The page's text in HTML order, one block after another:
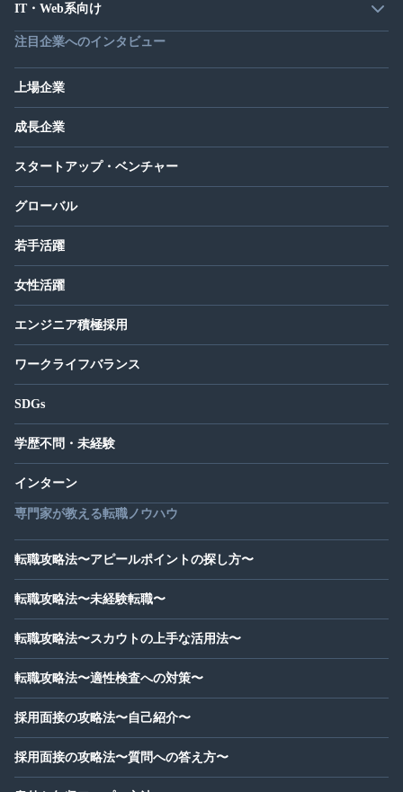
IT・Web系向け
注目企業へのインタビュー
上場企業
成長企業
スタートアップ・ベンチャー
グローバル
若手活躍
女性活躍
エンジニア積極採用
ワークライフバランス
SDGs
学歴不問・未経験
インターン
専門家が教える転職ノウハウ
転職攻略法〜アピールポイントの探し方〜
転職攻略法〜未経験転職〜
転職攻略法〜スカウトの上手な活用法〜
転職攻略法〜適性検査への対策〜
採用面接の攻略法〜自己紹介〜
採用面接の攻略法〜質問への答え方〜